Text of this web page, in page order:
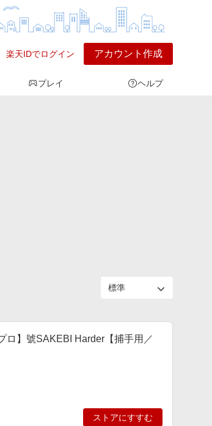
楽天IDでログイン アカウント作成
プレイ ヘルプ
ロ】號SAKEBI Harder【捕手用／
ストアにすすむ